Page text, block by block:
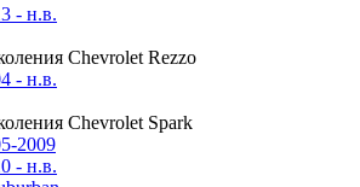
- н.в.
Chevrolet Rezzo
- н.в.
Chevrolet Spark
2009
- н.в.